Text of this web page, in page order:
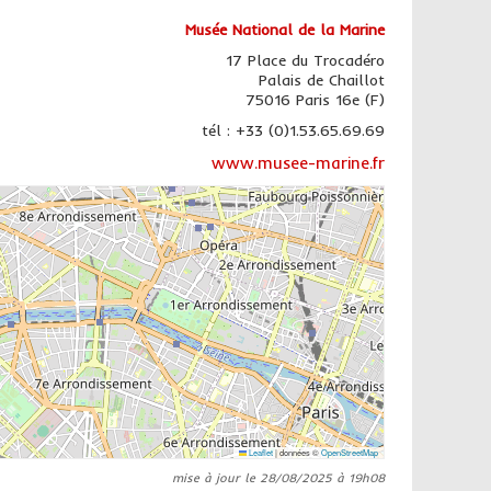
Musée National de la Marine
17 Place du Trocadéro
Palais de Chaillot
75016 Paris 16e (F)
tél : +33 (0)1.53.65.69.69
www.musee-marine.fr
Leaflet|données ©OpenStreetMap
mise à jour le 28/08/2025 à 19h08